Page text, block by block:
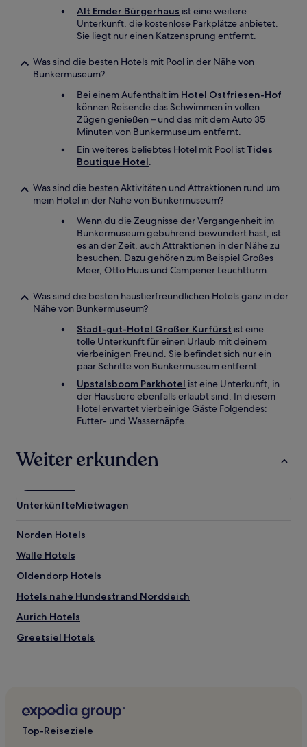
Alt Emder Bürgerhaus ist eine weitere
Unterkunft, die kostenlose Parkplätze anbietet.
Sie liegt nur einen Katzensprung entfernt.
Was sind die besten Hotels mit Pool in der Nähe von
Bunkermuseum?
Bei einem Aufenthalt im Hotel Ostfriesen-Hof
können Reisende das Schwimmen in vollen
Zügen genießen – und das mit dem Auto 35
Minuten von Bunkermuseum entfernt.
Ein weiteres beliebtes Hotel mit Pool ist Tides
Boutique Hotel.
Was sind die besten Aktivitäten und Attraktionen rund um
mein Hotel in der Nähe von Bunkermuseum?
Wenn du die Zeugnisse der Vergangenheit im
Bunkermuseum gebührend bewundert hast, ist
es an der Zeit, auch Attraktionen in der Nähe zu
besuchen. Dazu gehören zum Beispiel Großes
Meer, Otto Huus und Campener Leuchtturm.
Was sind die besten haustierfreundlichen Hotels ganz in der
Nähe von Bunkermuseum?
Stadt-gut-Hotel Großer Kurfürst ist eine
tolle Unterkunft für einen Urlaub mit deinem
vierbeinigen Freund. Sie befindet sich nur ein
paar Schritte von Bunkermuseum entfernt.
Upstalsboom Parkhotel ist eine Unterkunft, in
der Haustiere ebenfalls erlaubt sind. In diesem
Hotel erwartet vierbeinige Gäste Folgendes:
Futter- und Wassernäpfe.
Weiter erkunden
UnterkünfteMietwagen
Norden Hotels
Walle Hotels
Oldendorp Hotels
Hotels nahe Hundestrand Norddeich
Aurich Hotels
Greetsiel Hotels
Leer Hotels
Süderneuland II Hotels
Top-Reiseziele